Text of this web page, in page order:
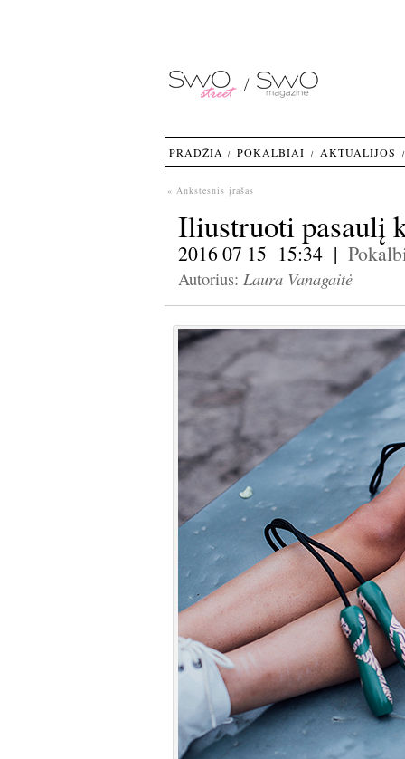
« Ankstesnis įrašas
Iliustruoti pasaulį
2016 07 15 15:34 |
Autorius: Laura Vanagaitė
PRADŽIA POKALBIAI AKTUALIJOS